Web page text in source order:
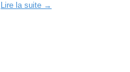
Lire la suite →